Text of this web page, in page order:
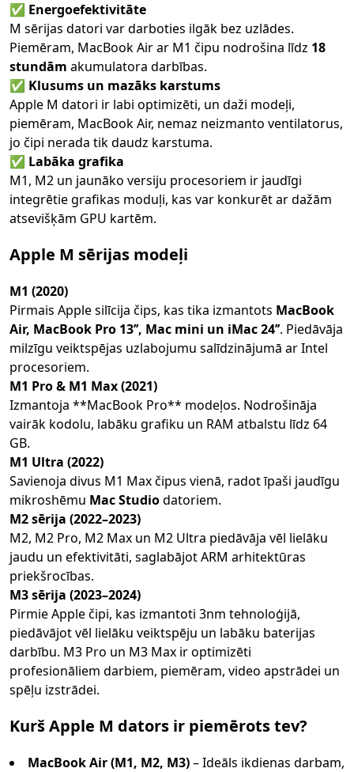
✅ Energoefektivitāte
M sērijas datori var darboties ilgāk bez uzlādes.
Piemēram, MacBook Air ar M1 čipu nodrošina līdz 18
stundām akumulatora darbības.
✅ Klusums un mazāks karstums
Apple M datori ir labi optimizēti, un daži modeļi,
piemēram, MacBook Air, nemaz neizmanto ventilatorus,
jo čipi nerada tik daudz karstuma.
✅ Labāka grafika
M1, M2 un jaunāko versiju procesoriem ir jaudīgi
integrētie grafikas moduļi, kas var konkurēt ar dažām
atsevišķām GPU kartēm.
Apple M sērijas modeļi
M1 (2020)
Pirmais Apple silīcija čips, kas tika izmantots MacBook
Air, MacBook Pro 13’’, Mac mini un iMac 24’’. Piedāvāja
milzīgu veiktspējas uzlabojumu salīdzinājumā ar Intel
procesoriem.
M1 Pro & M1 Max (2021)
Izmantoja **MacBook Pro** modeļos. Nodrošināja
vairāk kodolu, labāku grafiku un RAM atbalstu līdz 64
GB.
M1 Ultra (2022)
Savienoja divus M1 Max čipus vienā, radot īpaši jaudīgu
mikroshēmu Mac Studiodatoriem.
M2 sērija (2022–2023)
M2, M2 Pro, M2 Max un M2 Ultra piedāvāja vēl lielāku
jaudu un efektivitāti, saglabājot ARM arhitektūras
priekšrocības.
M3 sērija (2023–2024)
Pirmie Apple čipi, kas izmantoti 3nm tehnoloģijā,
piedāvājot vēl lielāku veiktspēju un labāku baterijas
darbību. M3 Pro un M3 Max ir optimizēti
profesionāliem darbiem, piemēram, video apstrādei un
spēļu izstrādei.
Kurš Apple M dators ir piemērots tev?
MacBook Air (M1, M2, M3)– Ideāls ikdienas darbam,